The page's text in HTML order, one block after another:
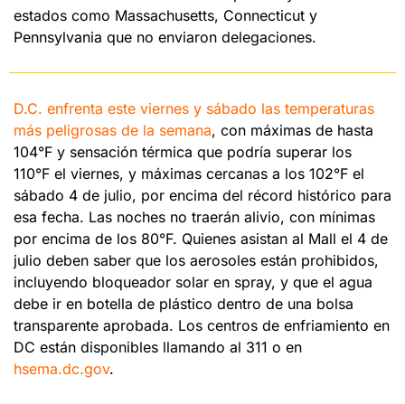
estados como Massachusetts, Connecticut y
Pennsylvania que no enviaron delegaciones.
D.C. enfrenta este viernes y sábado las temperaturas
más peligrosas de la semana, con máximas de hasta
104°F y sensación térmica que podría superar los
110°F el viernes, y máximas cercanas a los 102°F el
sábado 4 de julio, por encima del récord histórico para
esa fecha. Las noches no traerán alivio, con mínimas
por encima de los 80°F. Quienes asistan al Mall el 4 de
julio deben saber que los aerosoles están prohibidos,
incluyendo bloqueador solar en spray, y que el agua
debe ir en botella de plástico dentro de una bolsa
transparente aprobada. Los centros de enfriamiento en
hsema.dc.gov.